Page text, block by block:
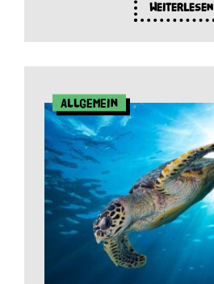
Weiterlesen
Allgemein